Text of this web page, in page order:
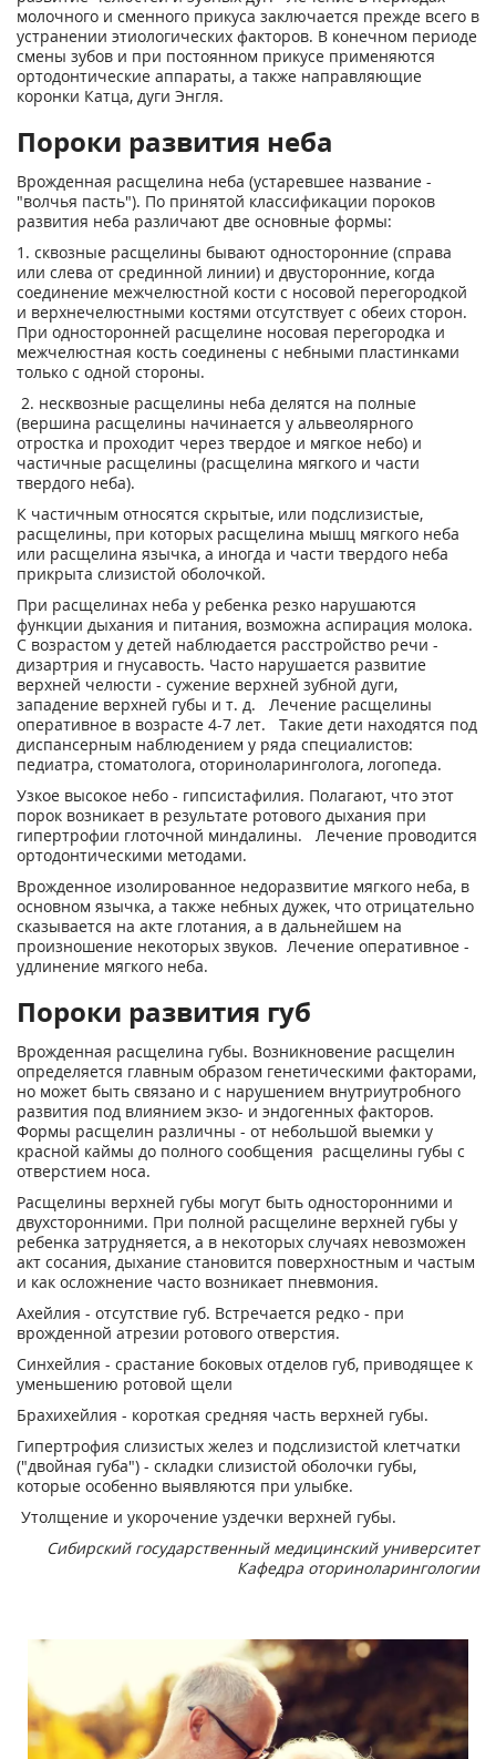
молочного и сменного прикуса заключается прежде всего в
устранении этиологических факторов. В конечном периоде
смены зубов и при постоянном прикусе применяются
ортодонтические аппараты, а также направляющие
коронки Катца, дуги Энгля.
Пороки развития неба
Врожденная расщелина неба (устаревшее название -
"волчья пасть"). По принятой классификации пороков
развития неба различают две основные формы:
1. сквозные расщелины бывают односторонние (справа
или слева от срединной линии) и двусторонние, когда
соединение межчелюстной кости с носовой перегородкой
и верхнечелюстными костями отсутствует с обеих сторон.
При односторонней расщелине носовая перегородка и
межчелюстная кость соединены с небными пластинками
только с одной стороны.
2. несквозные расщелины неба делятся на полные
(вершина расщелины начинается у альвеолярного
отростка и проходит через твердое и мягкое небо) и
частичные расщелины (расщелина мягкого и части
твердого неба).
К частичным относятся скрытые, или подслизистые,
расщелины, при которых расщелина мышц мягкого неба
или расщелина язычка, а иногда и части твердого неба
прикрыта слизистой оболочкой.
При расщелинах неба у ребенка резко нарушаются
функции дыхания и питания, возможна аспирация молока.
С возрастом у детей наблюдается расстройство речи -
дизартрия и гнусавость. Часто нарушается развитие
верхней челюсти - сужение верхней зубной дуги,
западение верхней губы и т. д. Лечение расщелины
оперативное в возрасте 4-7 лет. Такие дети находятся под
диспансерным наблюдением у ряда специалистов:
педиатра, стоматолога, оториноларинголога, логопеда.
Узкое высокое небо - гипсистафилия. Полагают, что этот
порок возникает в результате ротового дыхания при
гипертрофии глоточной миндалины. Лечение проводится
ортодонтическими методами.
Врожденное изолированное недоразвитие мягкого неба, в
основном язычка, а также небных дужек, что отрицательно
сказывается на акте глотания, а в дальнейшем на
произношение некоторых звуков. Лечение оперативное -
удлинение мягкого неба.
Пороки развития губ
Врожденная расщелина губы. Возникновение расщелин
определяется главным образом генетическими факторами,
но может быть связано и с нарушением внутриутробного
развития под влиянием экзо- и эндогенных факторов.
Формы расщелин различны - от небольшой выемки у
красной каймы до полного сообщения расщелины губы с
отверстием носа.
Расщелины верхней губы могут быть односторонними и
двухсторонними. При полной расщелине верхней губы у
ребенка затрудняется, а в некоторых случаях невозможен
акт сосания, дыхание становится поверхностным и частым
и как осложнение часто возникает пневмония.
Ахейлия - отсутствие губ. Встречается редко - при
врожденной атрезии ротового отверстия.
Синхейлия - срастание боковых отделов губ, приводящее к
уменьшению ротовой щели
Брахихейлия - короткая средняя часть верхней губы.
Гипертрофия слизистых желез и подслизистой клетчатки
("двойная губа") - складки слизистой оболочки губы,
которые особенно выявляются при улыбке.
Утолщение и укорочение уздечки верхней губы.
Сибирский государственный медицинский университет
Кафедра оториноларингологии